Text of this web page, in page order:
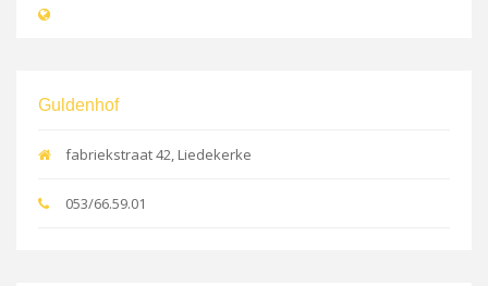
Guldenhof
fabriekstraat 42, Liedekerke
053/66.59.01